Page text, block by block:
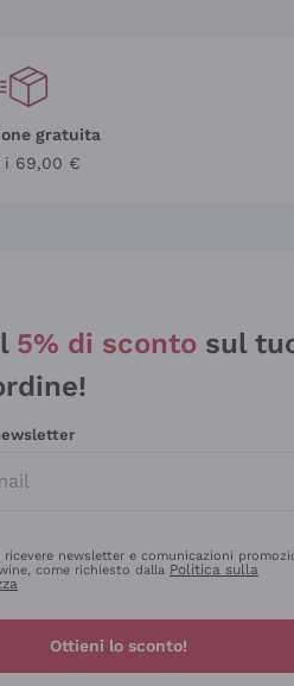
gratuita
i 69,00 €
5% di sconto sul
newsletter e comunicazioni
come richiesto dalla Politica sulla
Ottieni lo sconto!